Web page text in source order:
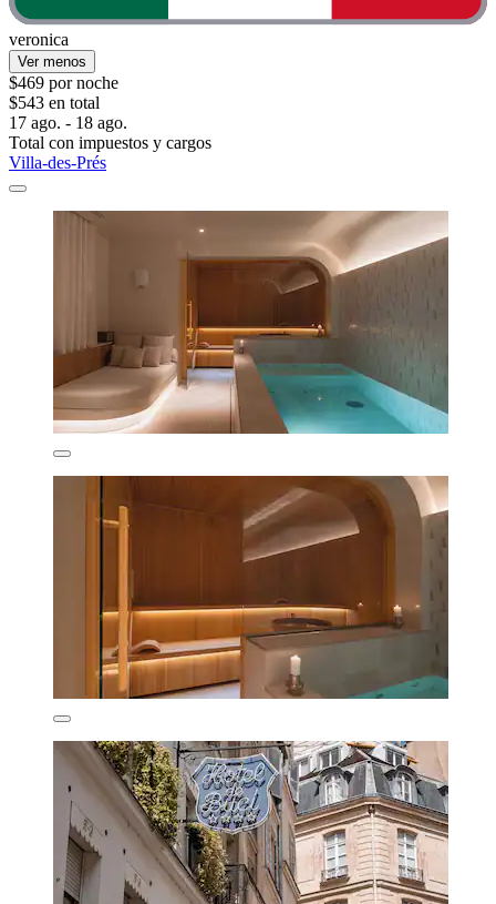
veronica
Ver menos
$469 por noche
$543 en total
17 ago. - 18 ago.
Total con impuestos y cargos
Villa-des-Prés